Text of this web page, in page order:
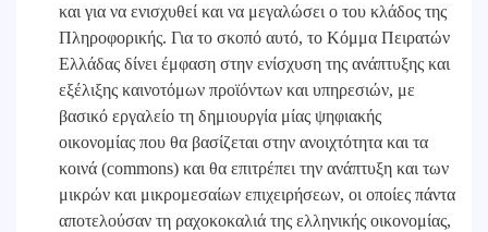
και για να ενισχυθεί και να μεγαλώσει ο του κλάδος της
Πληροφορικής. Για το σκοπό αυτό, το Κόμμα Πειρατών
Ελλάδας δίνει έμφαση στην ενίσχυση της ανάπτυξης και
εξέλιξης καινοτόμων προϊόντων και υπηρεσιών, με
βασικό εργαλείο τη δημιουργία μίας ψηφιακής
οικονομίας που θα βασίζεται στην ανοιχτότητα και τα
κοινά (commons) και θα επιτρέπει την ανάπτυξη και των
μικρών και μικρομεσαίων επιχειρήσεων, οι οποίες πάντα
αποτελούσαν τη ραχοκοκαλιά της ελληνικής οικονομίας,